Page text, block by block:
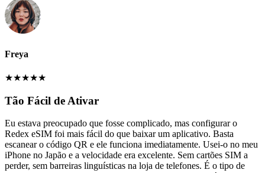
Freya
★★★★★
Tão Fácil de Ativar
Eu estava preocupado que fosse complicado, mas configurar o
Redex eSIM foi mais fácil do que baixar um aplicativo. Basta
escanear o código QR e ele funciona imediatamente. Usei-o no meu
iPhone no Japão e a velocidade era excelente. Sem cartões SIM a
perder, sem barreiras linguísticas na loja de telefones. É o tipo de